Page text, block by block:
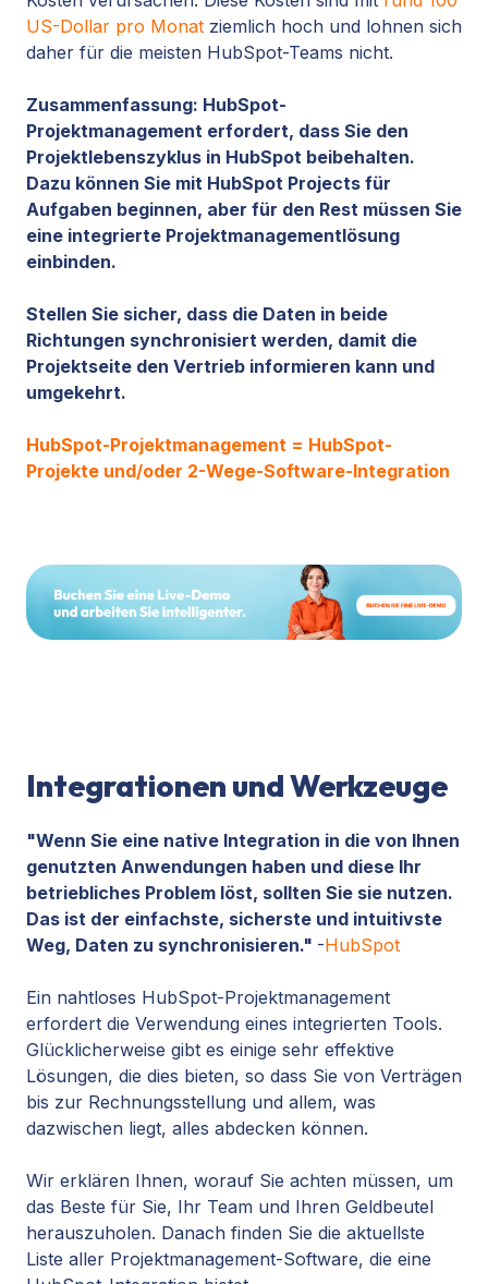
US-Dollar pro Monat ziemlich hoch und lohnen sich
daher für die meisten HubSpot-Teams nicht.
Zusammenfassung: HubSpot-
Projektmanagement erfordert, dass Sie den
Projektlebenszyklus in HubSpot beibehalten.
Dazu können Sie mit HubSpot Projects für
Aufgaben beginnen, aber für den Rest müssen Sie
eine integrierte Projektmanagementlösung
einbinden.
Stellen Sie sicher, dass die Daten in beide
Richtungen synchronisiert werden, damit die
Projektseite den Vertrieb informieren kann und
umgekehrt.
HubSpot-Projektmanagement = HubSpot-
Projekte und/oder 2-Wege-Software-Integration
Integrationen und Werkzeuge
"Wenn Sie eine native Integration in die von Ihnen
genutzten Anwendungen haben und diese Ihr
betriebliches Problem löst, sollten Sie sie nutzen.
Das ist der einfachste, sicherste und intuitivste
Weg, Daten zu synchronisieren." -HubSpot
Ein nahtloses HubSpot-Projektmanagement
erfordert die Verwendung eines integrierten Tools.
Glücklicherweise gibt es einige sehr effektive
Lösungen, die dies bieten, so dass Sie von Verträgen
bis zur Rechnungsstellung und allem, was
dazwischen liegt, alles abdecken können.
Wir erklären Ihnen, worauf Sie achten müssen, um
das Beste für Sie, Ihr Team und Ihren Geldbeutel
herauszuholen. Danach finden Sie die aktuellste
Liste aller Projektmanagement-Software, die eine